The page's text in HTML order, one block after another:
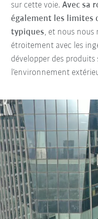
sur cette voie.Avec sa
également les limites
typiques, et nous nous
étroitement avec les
développer des
l’environnement